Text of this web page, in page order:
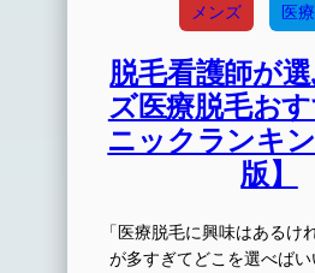
メンズ 医
脱毛看護師が
ズ医療脱毛お
ニックランキ
版】
「医療脱毛に興味はあるけ
が多すぎてどこを選べば